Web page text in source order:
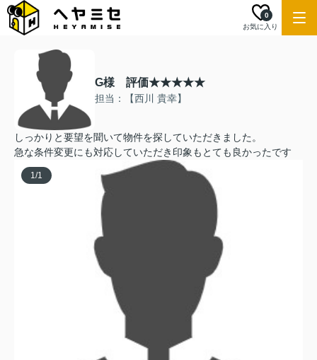
お気に入り
0
G様 評価★★★★★
担当：【西川 貴幸】
しっかりと要望を聞いて物件を探していただきました。
急な条件変更にも対応していただき印象もとても良かったです
1/1